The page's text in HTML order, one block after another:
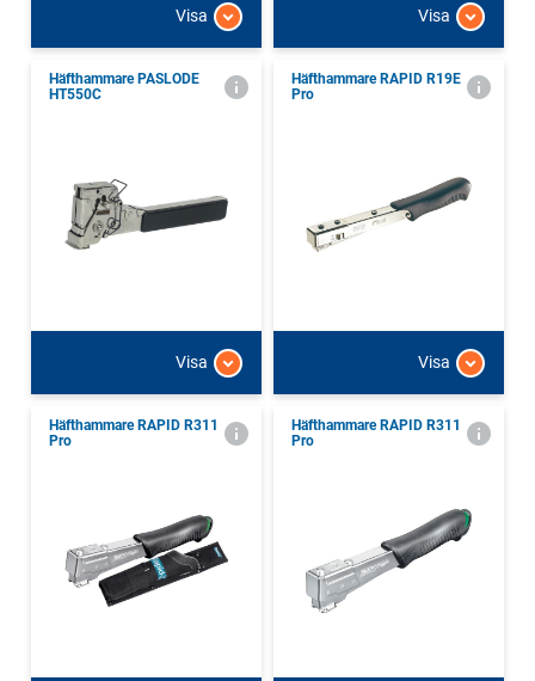
Visa Visa
Häfthammare PASLODE
HT550C
Visa
Häfthammare RAPID R19E
Pro
Visa
Häfthammare RAPID R311
Pro
Häfthammare RAPID R311
Pro